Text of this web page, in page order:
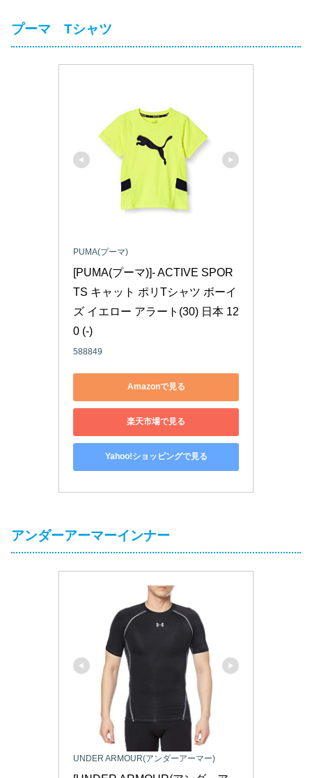
プーマ Tシャツ
PUMA(プーマ)
[PUMA(プーマ)]- ACTIVE SPOR
TS キャット ポリTシャツ ボーイ
ズ イエロー アラート(30) 日本 12
0 (-)
588849
Amazonで見る
楽天市場で見る
Yahoo!ショッピングで見る
アンダーアーマーインナー
UNDER ARMOUR(アンダーアーマー)